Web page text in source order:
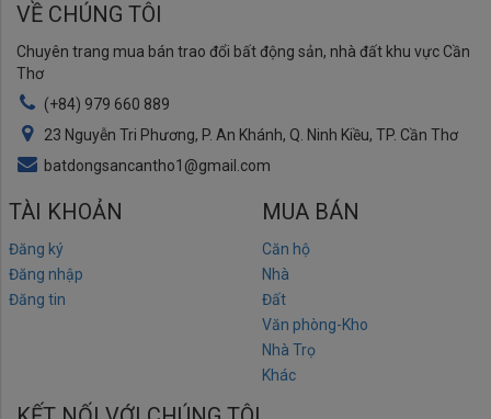
VỀ CHÚNG TÔI
Chuyên trang mua bán trao đổi bất động sản, nhà đất khu vực Cần
Thơ
(+84) 979 660 889
23 Nguyễn Tri Phương, P. An Khánh, Q. Ninh Kiều, TP. Cần Thơ
batdongsancantho1@gmail.com
TÀI KHOẢN
Đăng ký
Đăng nhập
Đăng tin
MUA BÁN
Căn hộ
Nhà
Đất
Văn phòng-Kho
Nhà Trọ
Khác